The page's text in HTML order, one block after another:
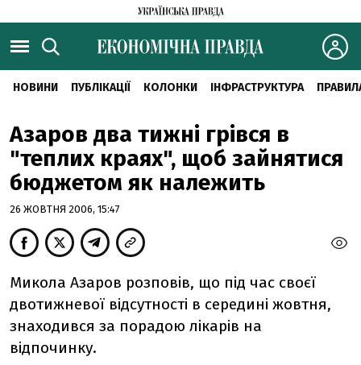
НОВИНИ ПУБЛІКАЦІЇ КОЛОНКИ ІНФРАСТРУКТУРА
Азаров два тижні грівся в
"теплих краях", щоб зайнятися
бюджетом як належить
26 ЖОВТНЯ 2006, 15:47
Микола Азаров розповів, що під час своєї
двотижневої відсутності в середині жовтня,
знаходився за порадою лікарів на
відпочинку.